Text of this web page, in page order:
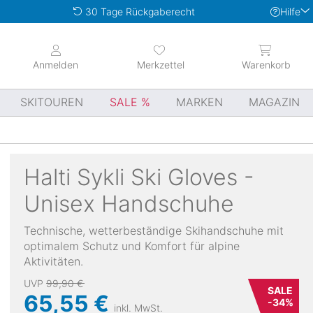
30 Tage Rückgaberecht Hilfe
Merkzettel
Anmelden Warenkorb
SKITOUREN SALE MARKEN MAGAZIN
Halti Sykli Ski Gloves -
Unisex Handschuhe
Technische, wetterbeständige Skihandschuhe mit
optimalem Schutz und Komfort für alpine
Aktivitäten.
UVP 99,90 €
65,55 € inkl. MwSt.
SALE
-34%